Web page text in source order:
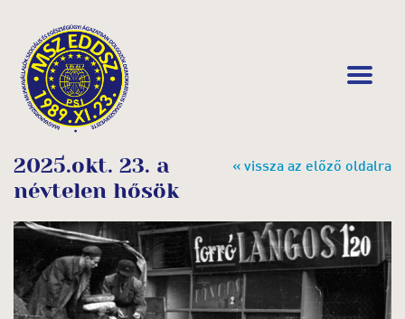
« vissza az előző oldalra
2025.okt. 23. a
névtelen hősök